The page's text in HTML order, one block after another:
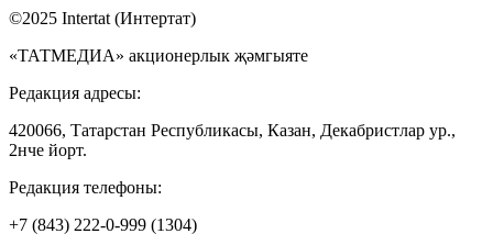
©2025 Intertat (Интертат)
«ТАТМЕДИА» акционерлык җәмгыяте
Редакция адресы:
420066, Татарстан Республикасы, Казан, Декабристлар ур.,
2нче йорт.
Редакция телефоны:
+7 (843) 222-0-999 (1304)